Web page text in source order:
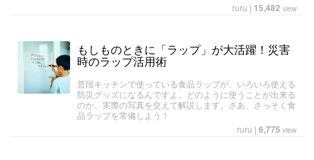
ruru | 15,482 view
もしものときに「ラップ」が大活躍！災害
時のラップ活用術
普段キッチンで使っている食品ラップが、いろいろ使える
防災グッズになるんですよ。どのように使うことが出来る
のか、実際の写真を交えて解説します。さあ、さっそく食
品ラップを常備しよう！
ruru | 6,775 view